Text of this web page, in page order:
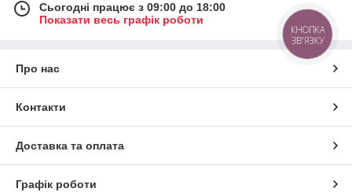
Сьогодні працює з 09:00 до 18:00
Показати весь графік роботи
Про нас
Контакти
Доставка та оплата
Графік роботи
КНОПКА
ЗВ'ЯЗКУ